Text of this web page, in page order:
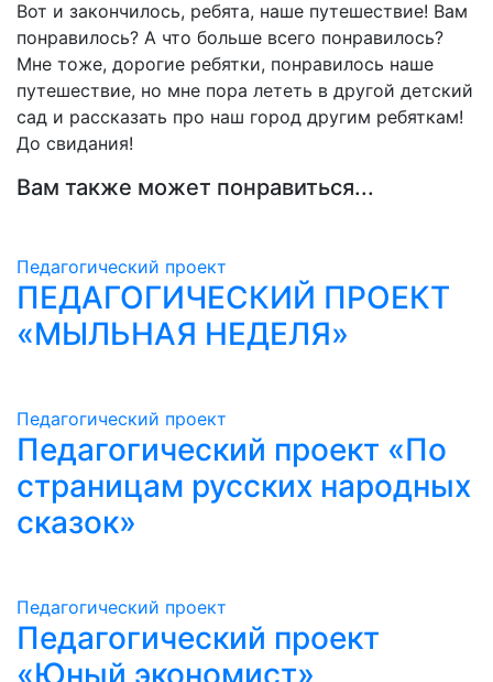
Вот и закончилось, ребята, наше путешествие! Вам
понравилось? А что больше всего понравилось?
Мне тоже, дорогие ребятки, понравилось наше
путешествие, но мне пора лететь в другой детский
сад и рассказать про наш город другим ребяткам!
До свидания!
Вам также может понравиться...
Педагогический проект
ПЕДАГОГИЧЕСКИЙ ПРОЕКТ
«МЫЛЬНАЯ НЕДЕЛЯ»
Педагогический проект
Педагогический проект «По
страницам русских народных
сказок»
Педагогический проект
Педагогический проект